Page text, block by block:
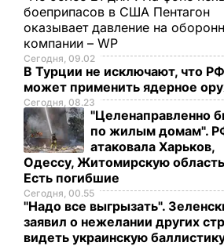
боеприпасов в США Пентагон
оказывает давление на
компании – WP
Сегодня, 09.02
В Турции не исключают, что РФ
может применить ядерное
Сегодня, 08.23
"Целенаправленно
по жилым домам".
атаковала Харьков,
Одессу, Житомирскую
Есть погибшие
Сегодня, 00.55
"Надо все выгрызать".
заявил о нежелании других
видеть украинскую